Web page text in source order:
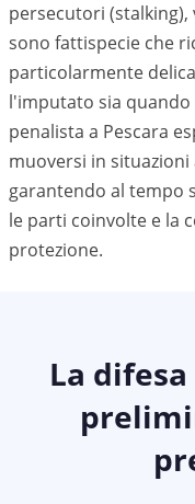
persecutori (stalking),
sono fattispecie che
particolarmente
l'imputato sia
penalista a Pescara
muoversi in
garantendo al tempo
le parti coinvolte e la
protezione.
La